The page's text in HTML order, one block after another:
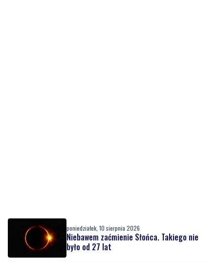
poniedziałek, 10 sierpnia 2026
Niebawem zaćmienie Słońca. Takiego nie
było od 27 lat